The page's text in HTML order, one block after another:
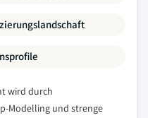
wird durch
Modelling und strenge